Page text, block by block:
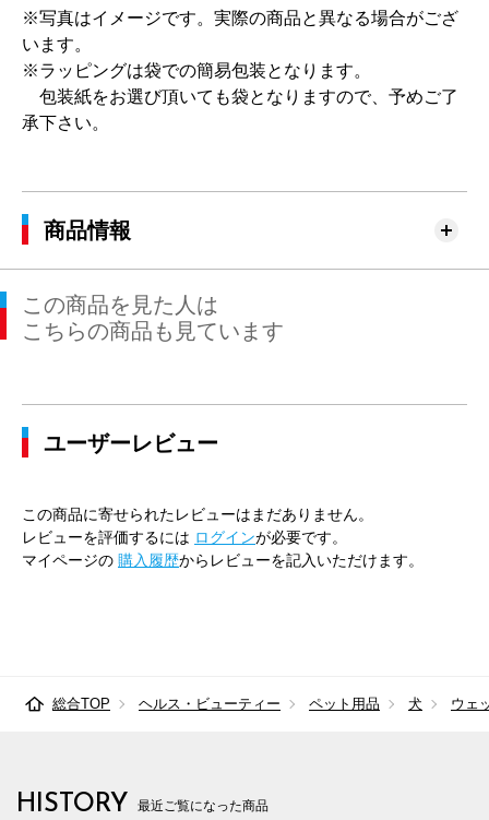
※写真はイメージです。実際の商品と異なる場合がござ
います。
※ラッピングは袋での簡易包装となります。
包装紙をお選び頂いても袋となりますので、予めご了
承下さい。
商品情報
この商品を見た人は
こちらの商品も見ています
ユーザーレビュー
この商品に寄せられたレビューはまだありません。
レビューを評価するには ログインが必要です。
マイページの 購入履歴からレビューを記入いただけます。
総合TOP ヘルス・ビューティー ペット用品 犬 ウェ
HISTORY 最近ご覧になった商品